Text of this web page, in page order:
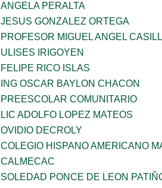
ANGELA PERALTA
JESUS GONZALEZ ORTEGA
PROFESOR MIGUEL ANGEL
ULISES IRIGOYEN
FELIPE RICO ISLAS
ING OSCAR BAYLON CHACON
PREESCOLAR COMUNITARIO
LIC ADOLFO LOPEZ MATEOS
OVIDIO DECROLY
COLEGIO HISPANO AMERICANO
CALMECAC
SOLEDAD PONCE DE LEON